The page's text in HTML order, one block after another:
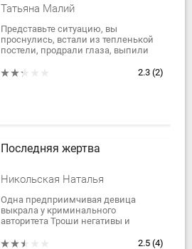
Татьяна Малий
Представьте ситуацию, вы
проснулись, встали из тепленькой
постели, продрали глаза, выпили
– это и был сон. А реальность: кучка
2.3 (2)
Последняя жертва
Никольская Наталья
Одна предприимчивая девица
выкрала у криминального
авторитета Троши негативы и
очень влиятельного чиновника, и
2.5 (4)